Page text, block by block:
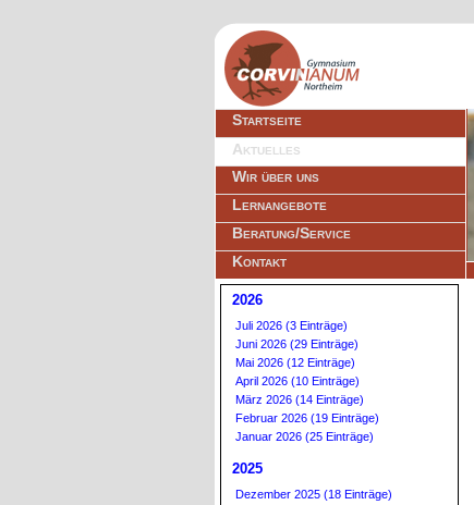
Navigation
überspringen
Startseite
Aktuelles
Wir über uns
Lernangebote
Beratung/Service
Kontakt
2026
Juli 2026 (3 Einträge)
Juni 2026 (29 Einträge)
Mai 2026 (12 Einträge)
April 2026 (10 Einträge)
März 2026 (14 Einträge)
Februar 2026 (19 Einträge)
Januar 2026 (25 Einträge)
2025
Dezember 2025 (18 Einträge)